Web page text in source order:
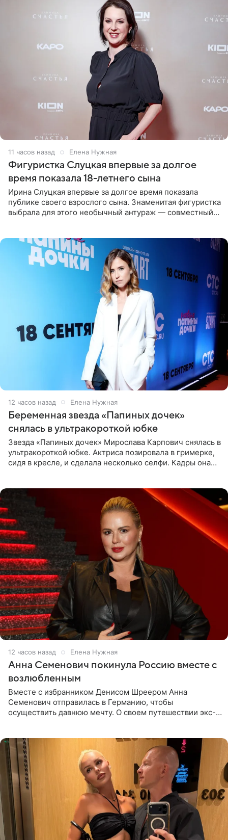
11 часов назад Елена Нужная
Фигуристка Слуцкая впервые за долгое
время показала 18-летнего сына
Ирина Слуцкая впервые за долгое время показала
публике своего взрослого сына. Знаменитая фигуристка
выбрала для этого необычный антураж — совместный
12 часов назад Елена Нужная
Беременная звезда «Папиных дочек»
снялась в ультракороткой юбке
Звезда «Папиных дочек» Мирослава Карпович снялась в
ультракороткой юбке. Актриса позировала в гримерке,
сидя в кресле, и сделала несколько селфи. Кадры она
12 часов назад Елена Нужная
Анна Семенович покинула Россию вместе с
возлюбленным
Вместе с избранником Денисом Шреером Анна
Семенович отправилась в Германию, чтобы
осуществить давнюю мечту. О своем путешествии экс-